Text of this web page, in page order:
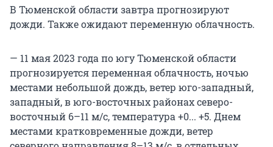
В Тюменской области завтра прогнозируют
дожди. Также ожидают переменную облачность.
— 11 мая 2023 года по югу Тюменской области
прогнозируется переменная облачность, ночью
местами небольшой дождь, ветер юго-западный,
западный, в юго-восточных районах северо-
восточный 6–11 м/с, температура +0... +5. Днем
местами кратковременные дожди, ветер